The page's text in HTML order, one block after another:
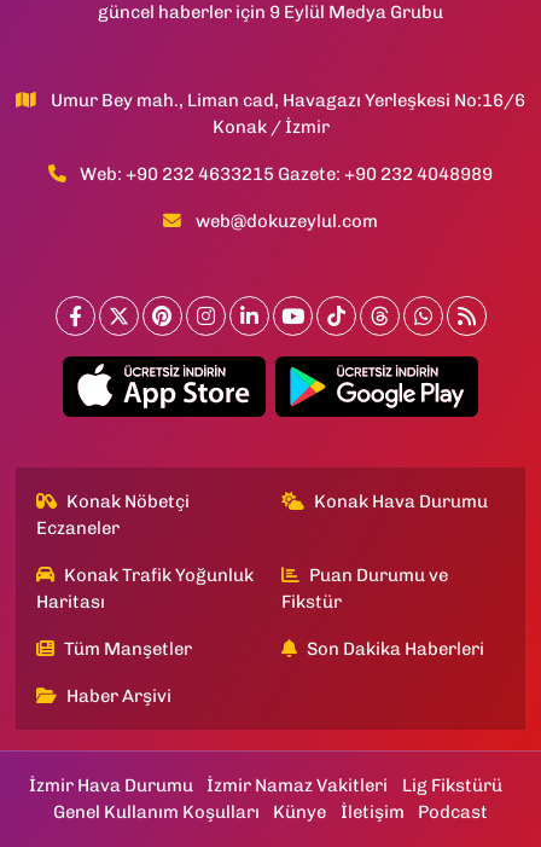
güncel haberler için 9 Eylül Medya Grubu
Umur Bey mah., Liman cad, Havagazı Yerleşkesi No:16/6
Konak / İzmir
Web: +90 232 4633215 Gazete: +90 232 4048989
web@dokuzeylul.com
Konak Nöbetçi
Eczaneler
Konak Hava Durumu
Konak Trafik Yoğunluk
Haritası
Puan Durumu ve
Fikstür
Tüm Manşetler Son Dakika Haberleri
Haber Arşivi
İzmir Hava Durumu İzmir Namaz Vakitleri
Lig Fikstürü
Genel Kullanım Koşulları
Künye İletişim Podcast